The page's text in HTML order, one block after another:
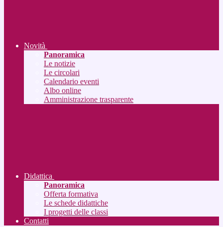
Novità
Panoramica
Le notizie
Le circolari
Calendario eventi
Albo online
Amministrazione trasparente
Didattica
Panoramica
Offerta formativa
Le schede didattiche
I progetti delle classi
Contatti